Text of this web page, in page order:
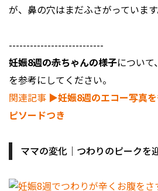
が、鼻の穴はまだふさがっています
---------------------------
妊娠8週の赤ちゃんの様子につい
を参考にしてください。
関連記事 ▶︎妊娠8週のエコー写真
ピソードつき
ママの変化｜つわりのピークを